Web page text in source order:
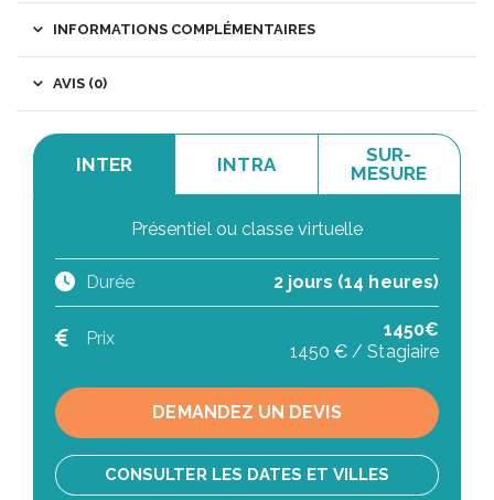
INFORMATIONS COMPLÉMENTAIRES
AVIS (0)
INTER INTRA
SUR-
MESURE
Présentiel ou classe virtuelle
Durée 2 jours (14 heures)
Prix
1450€
1450 € / Stagiaire
DEMANDEZ UN DEVIS
CONSULTER LES DATES ET VILLES